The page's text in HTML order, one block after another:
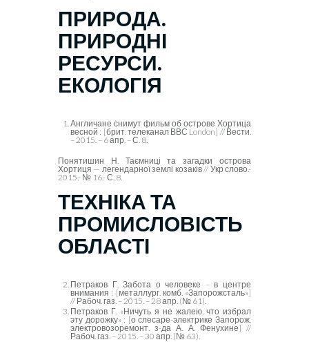
ПРИРОДА.
ПРИРОДНІ
РЕСУРСИ.
ЕКОЛОГІЯ
Англичане снимут фильм об острове Хортица
весной : [брит. телеканал ВВС London] // Вести.
– 2015. – 6 апр. – С. 8.
Понятишин Н. Таємниці та загадки острова
Хортиця — легендарної землі козаків // Укр слово.-
2015.- № 16.- С. 8.
ТЕХНІКА ТА
ПРОМИСЛОВІСТЬ
ОБЛАСТІ
Петраков Г. Забота о человеке – в центре
внимания : [металлург. комб. «Запорожсталь»]
// Рабоч. газ. – 2015. – 28 апр. (№ 61).
Петраков Г. «Ничуть я не жалею, что избрал
эту дорожку» : [о слесаре-электрике Запорож.
электровозоремонт. з-да А. А. Фенухине] //
Рабоч. газ. – 2015. – 30 апр. (№ 63).